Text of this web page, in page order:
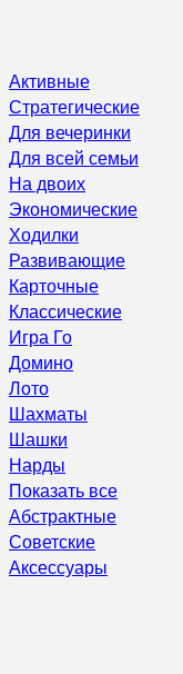
Активные
Стратегические
Для вечеринки
Для всей семьи
На двоих
Экономические
Ходилки
Развивающие
Карточные
Классические
Игра Го
Домино
Лото
Шахматы
Шашки
Нарды
Показать все
Абстрактные
Советские
Аксессуары